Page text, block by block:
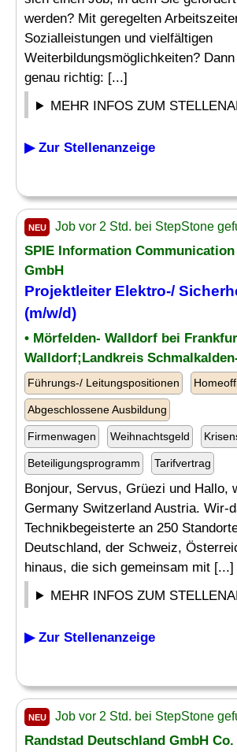
werden? Mit geregelten
Sozialleistungen und vielfältigen
Weiterbildungsmöglichkeiten?
genau richtig: [...]
MEHR INFOS ZUM
▶ Zur Stellenanzeige
NEU Job vor 2 Std. bei StepStone
SPIE Information
GmbH
Projektleiter Elektro-/
(m/w/d)
• Mörfelden- Walldorf bei
Walldorf;Landkreis
Führungs-/ Leitungspositionen
Abgeschlossene Ausbildung
Firmenwagen Weihnachtsgeld
Beteiligungsprogramm Tarifvertrag
Bonjour, Servus, Grüezi und Hallo,
Germany Switzerland Austria. Wir-
Technikbegeisterte an 250
Deutschland, der Schweiz,
hinaus, die sich gemeinsam mit [...]
MEHR INFOS ZUM
▶ Zur Stellenanzeige
NEU Job vor 2 Std. bei StepStone
Randstad Deutschland GmbH Co.